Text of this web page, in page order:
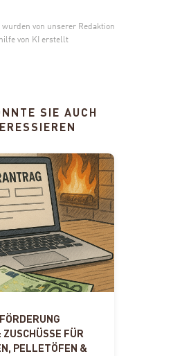
von unserer Redaktion
von KI erstellt
SIE AUCH
FÜR
PELLETÖFEN &